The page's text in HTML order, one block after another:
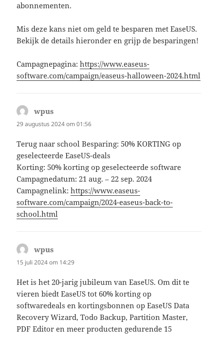
abonnementen.
Mis deze kans niet om geld te besparen met EaseUS.
Bekijk de details hieronder en grijp de besparingen!
Campagnepagina:https://www.easeus-
software.com/campaign/easeus-halloween-2024.html
wpus
29 augustus 2024 om 01:56
Terug naar school Besparing: 50% KORTING op
geselecteerde EaseUS-deals
Korting: 50% korting op geselecteerde software
Campagnedatum: 21 aug. – 22 sep. 2024
Campagnelink:https://www.easeus-
software.com/campaign/2024-easeus-back-to-
school.html
wpus
15 juli 2024 om 14:29
Het is het 20-jarig jubileum van EaseUS. Om dit te
vieren biedt EaseUS tot 60% korting op
softwaredeals en kortingsbonnen op EaseUS Data
Recovery Wizard, Todo Backup, Partition Master,
PDF Editor en meer producten gedurende 15